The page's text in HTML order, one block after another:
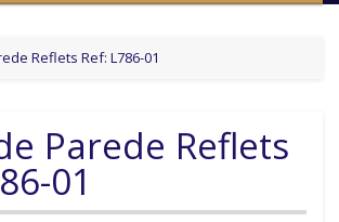
Reflets Ref: L786-01
Parede Reflets
01